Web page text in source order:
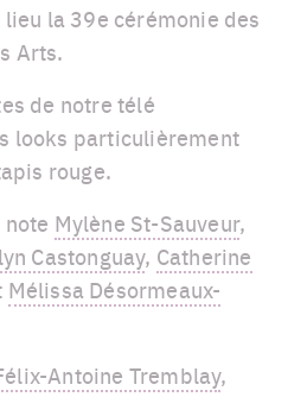
la 39e cérémonie des
Arts.
de notre télé
looks particulièrement
rouge.
Mylène St-Sauveur,
Castonguay, Catherine
Mélissa Désormeaux-
Antoine Tremblay,